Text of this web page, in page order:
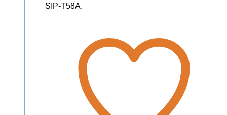
SIP-T58A.